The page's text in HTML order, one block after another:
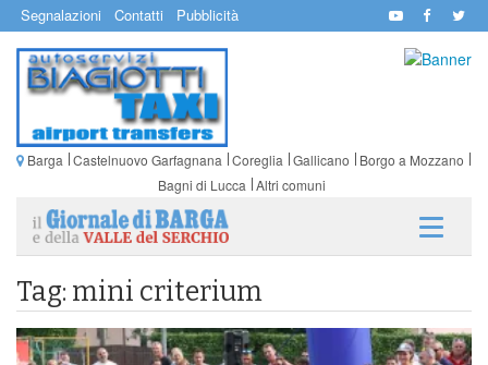
Segnalazioni Contatti Pubblicità
Barga Castelnuovo Garfagnana Coreglia Gallicano
Borgo a Mozzano
Bagni di Lucca Altri comuni
Tag: mini criterium